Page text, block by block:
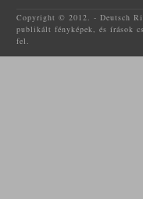
Copyright © 2012. - Deutsch
publikált fényképek, és írások
fel.